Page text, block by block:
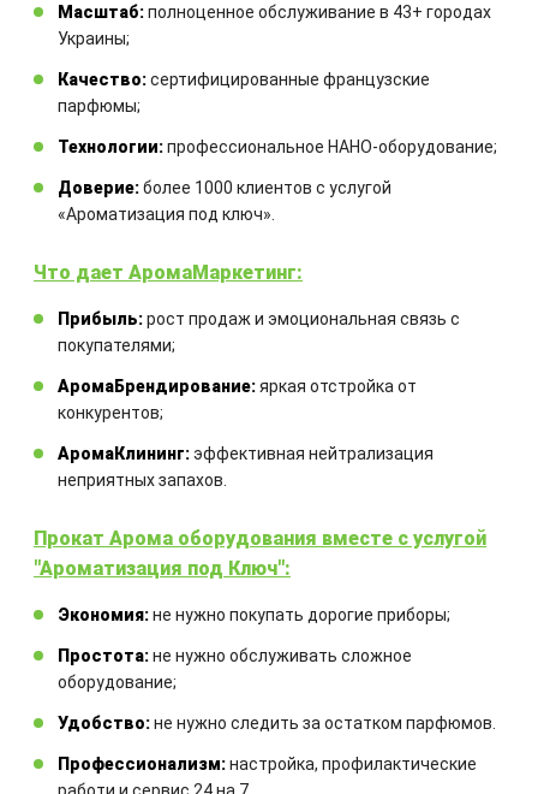
комплектом бамбуковых палочек
650,00₴
Закажите технический расчет
Комбинация оборудования
рассчитывается для каждого
отдельного проекта
ЗАКАЗАТЬ
Масштаб:полноценное обслуживание в 43+ городах
Украины;
Качество:сертифицированные французские
парфюмы;
Технологии:профессиональное НАНО-оборудование;
Доверие:более 1000 клиентов с услугой
«Ароматизация под ключ».
Что дает АромаМаркетинг:
Прибыль:рост продаж и эмоциональная связь с
покупателями;
АромаБрендирование:яркая отстройка от
конкурентов;
АромаКлининг:эффективная нейтрализация
неприятных запахов.
Прокат Арома оборудования вместе с услугой
"Ароматизация под Ключ":
Экономия:не нужно покупать дорогие приборы;
Простота:не нужно обслуживать сложное
оборудование;
Удобство:не нужно следить за остатком парфюмов.
Профессионализм:настройка, профилактические
работи и сервис 24 на 7.